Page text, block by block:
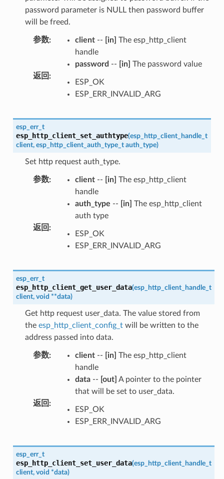
password parameter is NULL then password buffer
will be freed.
参数: client-- [in] The esp_http_client
handle
password -- [in] The password value
返回 :
ESP_OK
ESP_ERR_INVALID_ARG
esp_err_t
esp_http_client_set_authtype(esp_http_client_handle_t
client, esp_http_client_auth_type_t auth_type)
Set http request auth_type.
参数: client-- [in] The esp_http_client
handle
auth_type -- [in] The esp_http_client
auth type
返回 :
ESP_OK
ESP_ERR_INVALID_ARG
esp_err_t
esp_http_client_get_user_data(esp_http_client_handle_t
client, void **data)
Get http request user_data. The value stored from
the esp_http_client_config_twill be written to the
address passed into data.
参数: client-- [in] The esp_http_client
handle
data-- [out] A pointer to the pointer
that will be set to user_data.
返回 :
ESP_OK
ESP_ERR_INVALID_ARG
esp_err_t
esp_http_client_set_user_data(esp_http_client_handle_t
client, void *data)